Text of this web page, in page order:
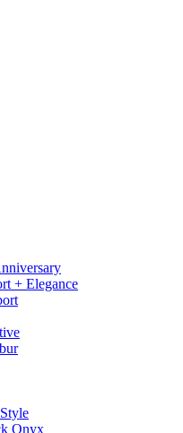
+ Elegance
Onyx